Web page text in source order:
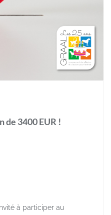
de 3400 EUR !
à participer au